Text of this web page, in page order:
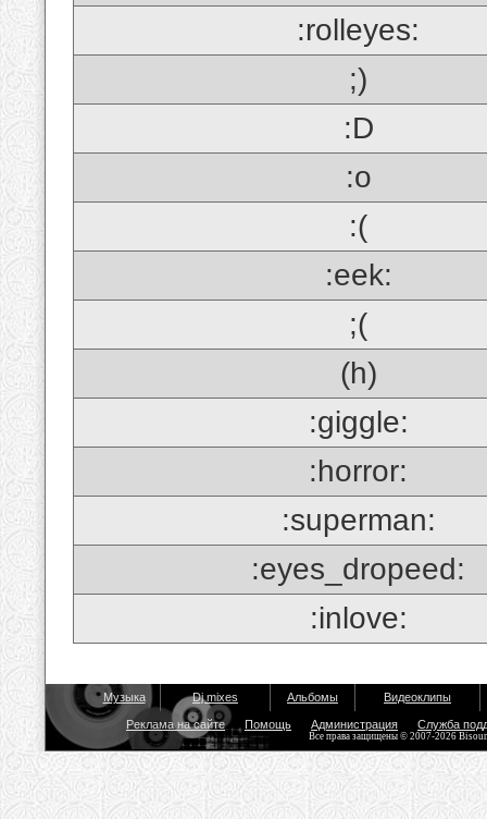
:rolleyes:
;)
:D
:o
:(
:eek:
;(
(h)
:giggle:
:horror:
:superman:
:eyes_dropeed:
:inlove:
Музыка Dj mixes Альбомы Видеоклипы
Реклама на сайте Помощь Администрация Служба
Все права защищены © 2007-2026